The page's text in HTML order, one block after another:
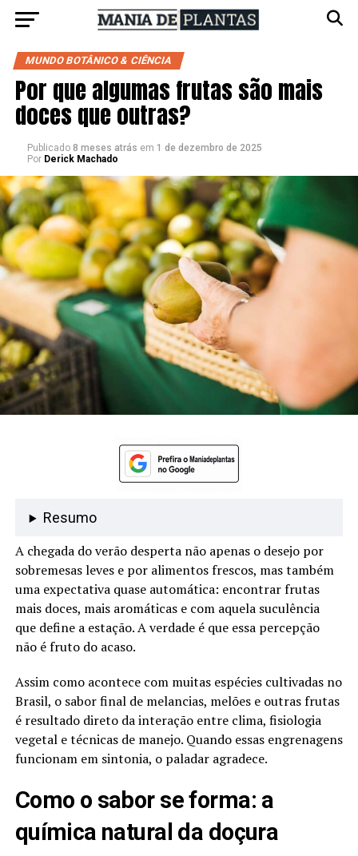
MUNDO BOTÂNICO & CIÊNCIA
Por que algumas frutas são mais
doces que outras?
Publicado 8 meses atrás em 1 de dezembro de 2025
Por Derick Machado
Resumo
A chegada do verão desperta não apenas o desejo por
sobremesas leves e por alimentos frescos, mas também
uma expectativa quase automática: encontrar frutas
mais doces, mais aromáticas e com aquela suculência
que define a estação. A verdade é que essa percepção
não é fruto do acaso.
Assim como acontece com muitas espécies cultivadas no
Brasil, o sabor final de melancias, melões e outras frutas
é resultado direto da interação entre clima, fisiologia
vegetal e técnicas de manejo. Quando essas engrenagens
funcionam em sintonia, o paladar agradece.
Como o sabor se forma: a
química natural da doçura